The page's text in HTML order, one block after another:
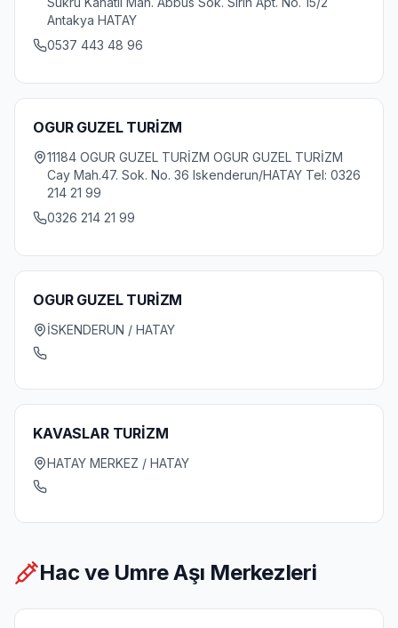
Antakya HATAY
0537 443 48 96
OGUR GUZEL TURİZM
11184 OGUR GUZEL TURİZM OGUR GUZEL TURİZM
Cay Mah.47. Sok. No. 36 Iskenderun/HATAY Tel: 0326
214 21 99
0326 214 21 99
OGUR GUZEL TURİZM
İSKENDERUN / HATAY
KAVASLAR TURİZM
HATAY MERKEZ / HATAY
Hac ve Umre Aşı Merkezleri